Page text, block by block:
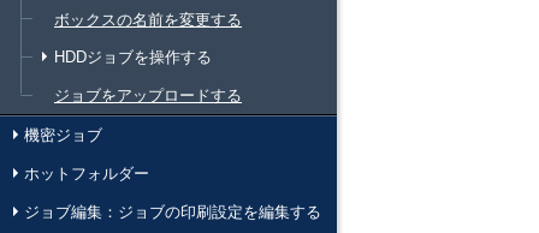
ボックスの名前を変更する
HDDジョブを操作する
ジョブをアップロードする
機密ジョブ
ホットフォルダー
ジョブ編集：ジョブの印刷設定を編集する